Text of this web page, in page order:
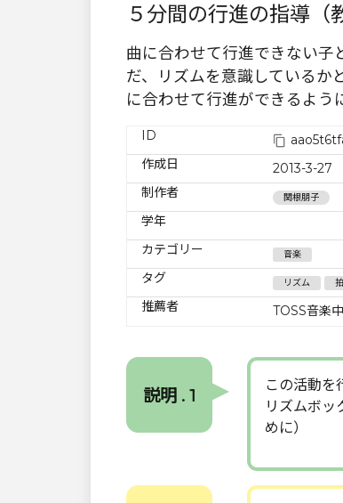
５分間の行進の指導（
曲に合わせて行進できない子
だ、リズムを意識しているか
に合わせて行進ができるよう
ID
作成日
2013-3-27
制作者
関根朋子
学年
カテゴリー
音楽
タグ リズム
推薦者 TOSS音楽
説明 . 1
この活動を
リズムボ
めに）